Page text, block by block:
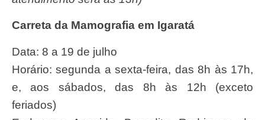
Carreta da Mamografia em Igaratá
Data: 8 a 19 de julho
Horário: segunda a sexta-feira, das 8h às 17h,
e, aos sábados, das 8h às 12h (exceto
feriados)